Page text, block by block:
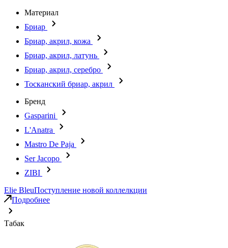
Материал
Бриар
Бриар, акрил, кожа
Бриар, акрил, латунь
Бриар, акрил, серебро
Тосканский бриар, акрил
Бренд
Gasparini
L'Anatra
Mastro De Paja
Ser Jacopo
ZIBI
Elie BleuПоступление новой коллелкции
Подробнее
Табак